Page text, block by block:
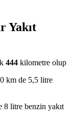
Yakıt
444 kilometre olup
km de 5,5 litre
8 litre benzin yakıt